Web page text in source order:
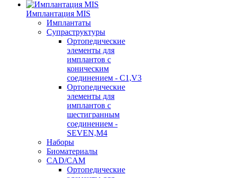
Имплантация MIS
Имплантаты
Супраструктуры
Ортопедические
элементы для
имплантов с
коническим
соединением - C1,V3
Ортопедические
элементы для
имплантов с
шестигранным
соединением -
SEVEN,M4
Наборы
Биоматериалы
CAD/CAM
Ортопедические